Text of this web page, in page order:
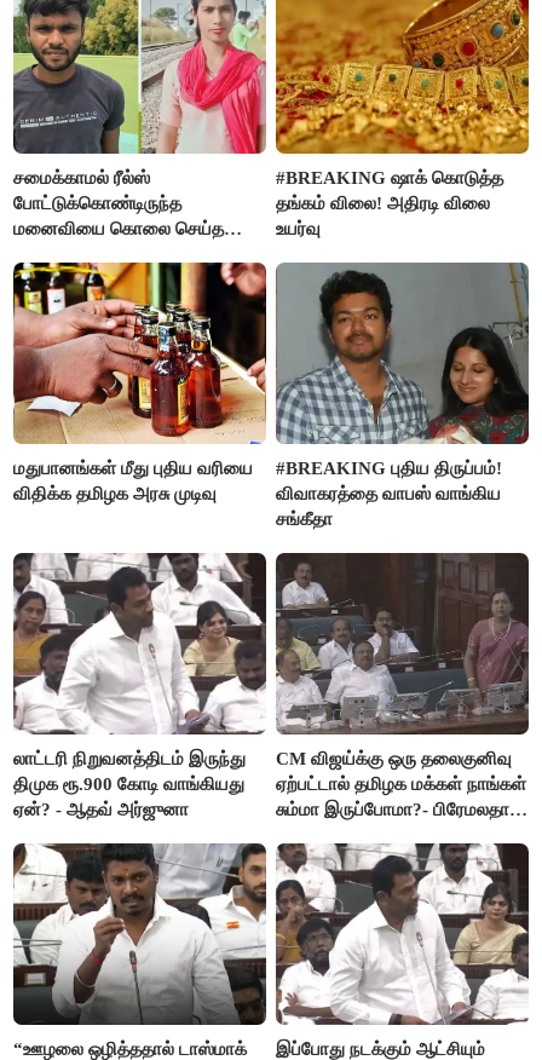
சமைக்காமல் ரீல்ஸ்
போட்டுக்கொண்டிருந்த
மனைவியை கொலை செய்த
#BREAKING ஷாக் கொடுத்த
தங்கம் விலை! அதிரடி விலை
உயர்வு
மதுபானங்கள் மீது புதிய வரியை
விதிக்க தமிழக அரசு முடிவு
#BREAKING புதிய திருப்பம்!
விவாகரத்தை வாபஸ் வாங்கிய
சங்கீதா
லாட்டரி நிறுவனத்திடம் இருந்து
திமுக ரூ.900 கோடி வாங்கியது
ஏன்? - ஆதவ் அர்ஜுனா
CM விஜய்க்கு ஒரு தலைகுனிவு
ஏற்பட்டால் தமிழக மக்கள் நாங்கள்
சும்மா இருப்போமா?- பிரேமலதா
“ஊழலை ஒழித்ததால் டாஸ்மாக்
இப்போது நடக்கும் ஆட்சியும்